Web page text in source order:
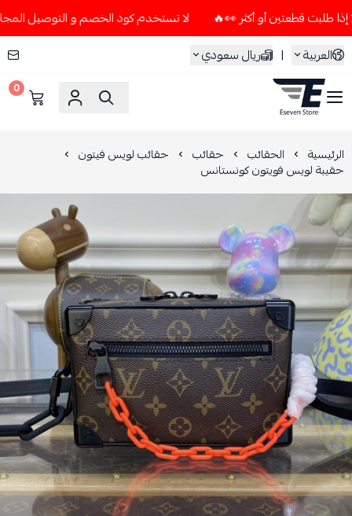
لا تستخدم كود الخصم و التوصيل المجاني " N7 " إلا إذا طلبت قطعتين أو أكثر 👀🔥
العربية
| ريال سعودي
ESEVEN STORE
0
الرئيسية الحقائب حقائب حقائب لويس فيتون
حقيبة لويس فويتون كونستانس